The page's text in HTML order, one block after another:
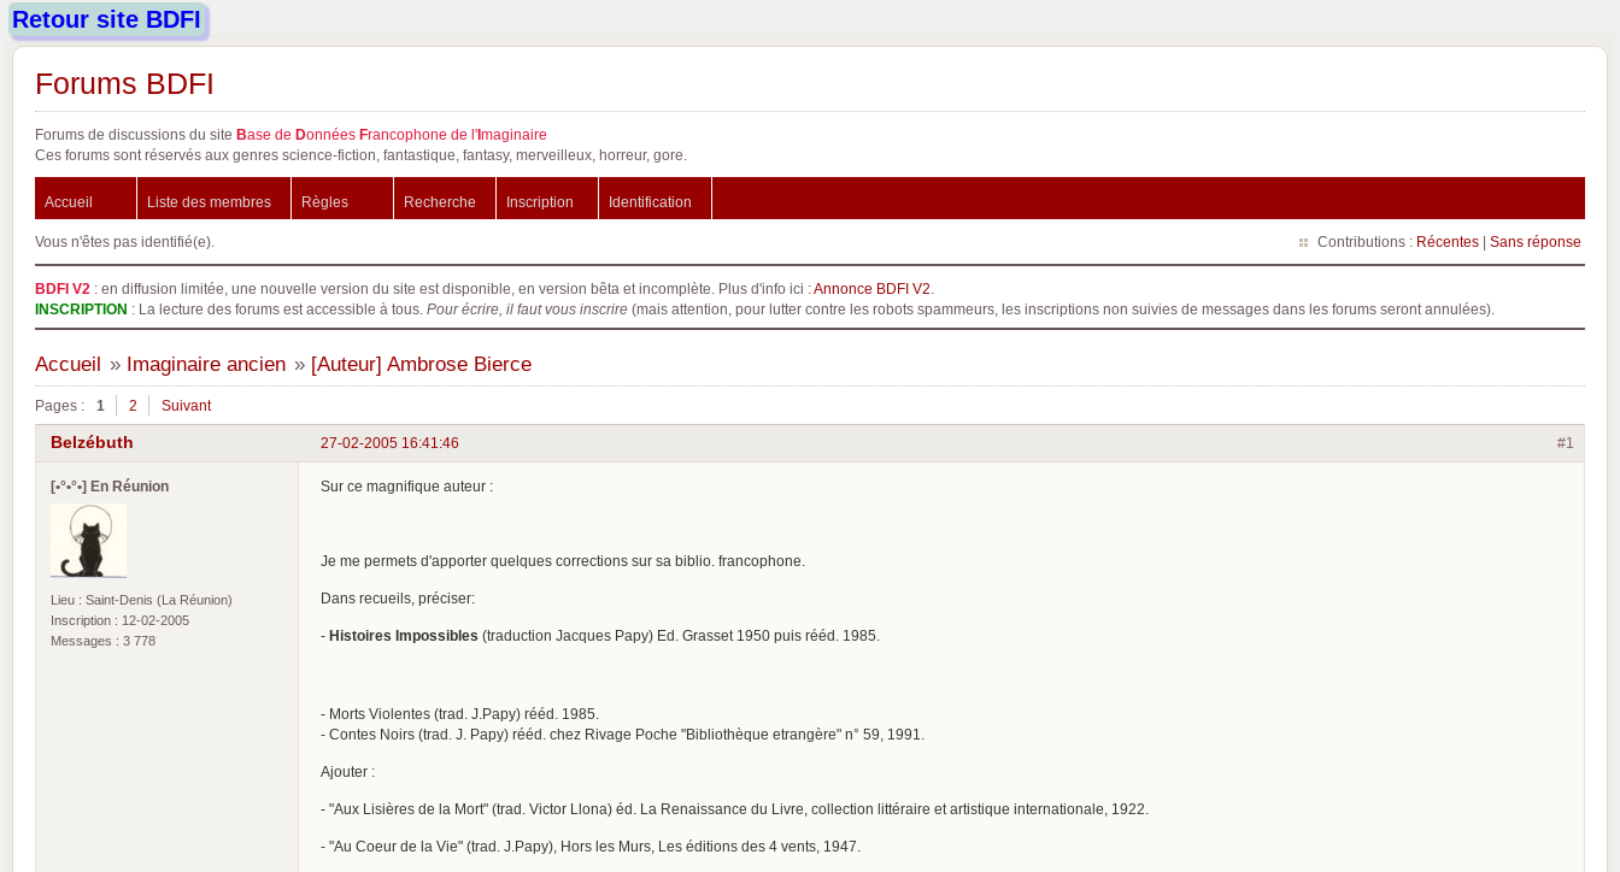
Retour site BDFI
Forums BDFI
Forums de discussions du site Base de Données Francophone de l'Imaginaire
Ces forums sont réservés aux genres science-fiction, fantastique, fantasy, merveilleux, horreur, gore.
Accueil Liste des membres Règles Recherche Inscription Identification
Vous n'êtes pas identifié(e). Contributions : Récentes | Sans réponse
BDFI V2 : en diffusion limitée, une nouvelle version du site est disponible, en version bêta et incomplète. Plus d'info ici :Annonce BDFI V2
INSCRIPTION : La lecture des forums est accessible à tous. Pour écrire, il faut vous inscrire (mais attention, pour lutter contre les robots spammeurs, les inscriptions non suivies de messages dans les forums seront annulées).
Accueil » Imaginaire ancien » [Auteur] Ambrose Bierce
Pages : 1 2 Suivant
#1
27-02-2005 16:41:46
Belzébuth
[•°•°•] En Réunion
Lieu : Saint-Denis (La Réunion)
Inscription : 12-02-2005
Messages : 3 778
Sur ce magnifique auteur :
Je me permets d'apporter quelques corrections sur sa biblio. francophone.
Dans recueils, préciser:
- Histoires Impossibles (traduction Jacques Papy) Ed. Grasset 1950 puis rééd. 1985.
- Morts Violentes (trad. J.Papy) rééd. 1985.
- Contes Noirs (trad. J. Papy) rééd. chez Rivage Poche "Bibliothèque etrangère" n° 59, 1991.
Ajouter :
- "Aux Lisières de la Mort" (trad. Victor Llona) éd. La Renaissance du Livre, collection littéraire et artistique internationale, 1922.
- "Au Coeur de la Vie" (trad. J.Papy), Hors les Murs, Les éditions des 4 vents, 1947.